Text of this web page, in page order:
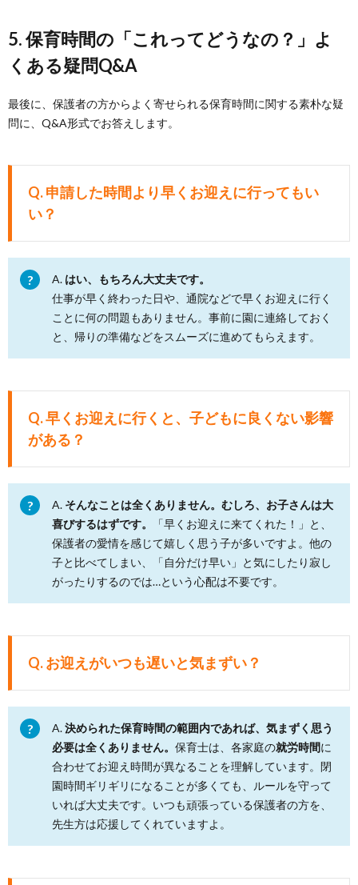
5. 保育時間の「これってどうなの？」よ
くある疑問Q&A
最後に、保護者の方からよく寄せられる保育時間に関する素朴な疑
問に、Q&A形式でお答えします。
Q. 申請した時間より早くお迎えに行ってもい
い？
A. はい、もちろん大丈夫です。
仕事が早く終わった日や、通院などで早くお迎えに行く
ことに何の問題もありません。事前に園に連絡しておく
と、帰りの準備などをスムーズに進めてもらえます。
Q. 早くお迎えに行くと、子どもに良くない影響
がある？
A. そんなことは全くありません。むしろ、お子さんは大
喜びするはずです。
「早くお迎えに来てくれた！」と、
保護者の愛情を感じて嬉しく思う子が多いですよ。他の
子と比べてしまい、「自分だけ早い」と気にしたり寂し
がったりするのでは…という心配は不要です。
Q. お迎えがいつも遅いと気まずい？
A.決められた保育時間の範囲内であれば、気まずく思う
必要は全くありません。 保育士は、各家庭の就労時間に
合わせてお迎え時間が異なることを理解しています。閉
園時間ギリギリになることが多くても、ルールを守って
いれば大丈夫です。いつも頑張っている保護者の方を、
先生方は応援してくれていますよ。